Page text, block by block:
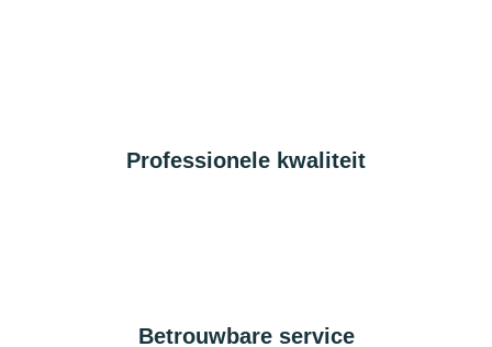
Professionele kwaliteit
Betrouwbare service